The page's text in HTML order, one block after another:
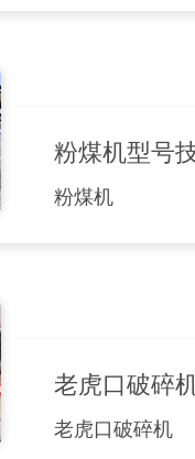
粉煤机型号
粉煤机
老虎口破碎
老虎口破碎机